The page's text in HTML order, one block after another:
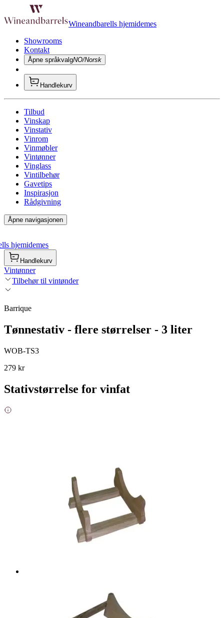
Wineandbarells hjemidemes
Showrooms
Kontakt
Åpne språkvalgNO/Norsk
Handlekurv
Tilbud
Vinskap
Vinstativ
Vinrom
Vinmøbler
Vintønner
Vinglass
Vintilbehør
Gavetips
Inspirasjon
Rådgivning
Åpne navigasjonen
hjemidemes
Handlekurv
Vintønner
Tilbehør til vintønder
Barrique
Tønnestativ - flere størrelser - 3 liter
WOB-TS3
279 kr
Stativstørrelse for vinfat